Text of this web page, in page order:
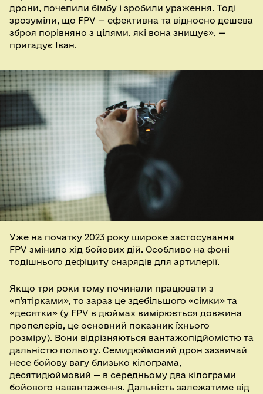
дрони, почепили бімбу і зробили ураження. Тоді
зрозуміли, що FPV — ефективна та відносно дешева
зброя порівняно з цілями, які вона знищує», —
пригадує Іван.
Уже на початку 2023 року широке застосування
FPV змінило хід бойових дій. Особливо на фоні
тодішнього дефіциту снарядів для артилерії.
Якщо три роки тому починали працювати з
«пʼятірками», то зараз це здебільшого «сімки» та
«десятки» (у FPV в дюймах вимірюється довжина
пропелерів, це основний показник їхнього
розміру). Вони відрізняються вантажопідйомістю та
дальністю польоту. Семидюймовий дрон зазвичай
несе бойову вагу близько кілограма,
десятидюймовий — в середньому два кілограми
бойового навантаження. Дальність залежатиме від